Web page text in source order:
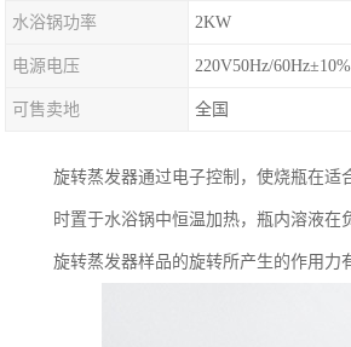
水浴锅功率 2KW
电源电压 220V50Hz/60Hz±10%
可售卖地 全国
旋转蒸发器通过电子控制，使烧瓶在适
时置于水浴锅中恒温加热，瓶内溶液在
旋转蒸发器样品的旋转所产生的作用力